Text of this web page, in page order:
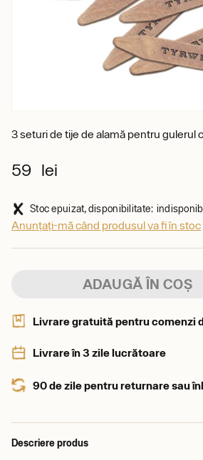
3 seturi de tije de alamă pentru gulerul
59 lei
Stoc epuizat, disponibilitate:
Anunțați-mă când produsul va fi în stoc
ADAUGĂ ÎN COȘ
Livrare gratuită pentru comenzi
Livrare în 3 zile lucrătoare
90 de zile pentru returnare sau
Descriere produs